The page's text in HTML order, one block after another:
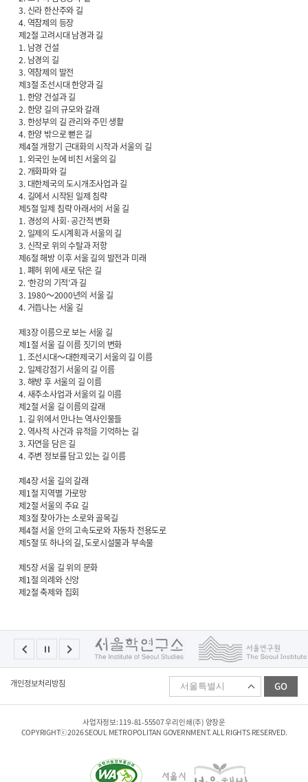
3. 신라 한산주와 길
4. 역참제의 등장
제2절 고려시대 남경과 길
1. 남경 건설
2. 남경의 길
3. 역참제의 발전
제3절 조선시대 한양과 길
1. 한양 건설과 길
2. 한양 길의 규모와 갈래
3. 한성부의 길 관리와 주민 생활
4. 한양 밖으로 뻗은 길
제4절 개항기 근대화의 시작과 서울의 길
1. 외국인 눈에 비친 서울의 길
2. 개화파와 길
3. 대한제국의 도시개조사업과 길
4. 길에서 시작된 일제 침략
제5절 일제 침략 아래서의 서울 길
1. 경성의 사회·공간적 변화
2. 일제의 도시계획과 서울의 길
3. 신작로 위의 수탈과 저항
제6절 해방 이후 서울 길의 발전과 미래
1. 폐허 위에 새로 닦은 길
2. ‘한강의 기적’과 길
3. 1980～2000년의 서울 길
4. 거듭나는 서울 길
제3장 이름으로 보는 서울 길
제1절 서울 길 이름 짓기의 변화
1. 조선시대～대한제국기 서울의 길 이름
2. 일제강점기 서울의 길 이름
3. 해방 후 서울의 길 이름
4. 새주소사업과 서울의 길 이름
제2절 서울 길 이름의 갈래
1. 길 위에서 만나는 역사인물들
2. 역사적 사건과 유적을 기억하는 길
3. 자연을 담은 길
4. 주변 정보를 담고 있는 길 이름
제4장 서울 길의 갈래
제1절 지역별 가로망
제2절 서울의 주요 길
제3절 찾아가는 소로와 골목길
제4절 서울 안의 고속도로와 자동차 전용도로
제5절 또 하나의 길, 도로시설물과 부속물
제5장 서울 길 위의 문화
제1절 의례와 신앙
제2절 축제와 집회
개인정보처리방침
패
리
이
트
선
GO
사업자정보: 119-81-55507 우리인쇄(주) 양창운
COPYRIGHTⓒ2026 SEOUL METROPOLITAN GOVERNMENT. ALL RIGHTS RESERVED.